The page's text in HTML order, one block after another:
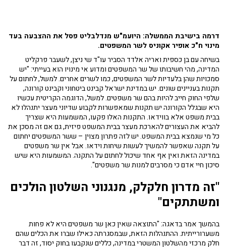
דרמה בישיבת הממשלה: היועמ"ש מנדלבליט פסל את ההצבעה בעד
מינוי ח"כ אופיר אקוניס לשר המשפטים.
בשיחה עם בן כספית ואריה אלדד הסביר עו"ד שי ניצן, לשעבר פרקליט
המדינה, מהי חשיבותו של שר המשפטים ומדוע אי מינויו הוא בעייתי: "יש
סמכויות שהן בלעדיות לשר המשפטים, כמו לשרים אחרים. למשל, לחתום על
תקנות בעניינים שונים. יש במדינת ישראל קבינט ביטחוני וקבינט קורונה,
שלפי החוק חייב להיות בהם שר משפטים. למשל, הדוגמה הקריטית עכשיו
היא שבגלל הקורונה יש תקנות שמאפשרות לקבוע שדיוני מעצר יתנהלו לא
בבית משפט אלא בווידאו. התקנות האלו פקעו, המשמעות היא שצריך
להביא את העצורים להארכת מעצר בבית המשפט פיזית, גם אם זה מסכן את
כל מי שנמצא בבית המשפט. יש לזה פתרון מצוין – ששר המשפטים יחתום
על תקנה שאפשר להמשיך לעשות שיחות וידאו. אבל אין שר משפטים
במדינה הזאת ואין אף אחד שיכול לחתום על התקנה. המשמעות היא שיש
סיכון חיי אדם כי מסרבים למנות שר משפטים".
"זה מדרון חלקלק, מנגנוני השלטון הולכים
ומשתתקים"
בהמשך אמר בדאגה: "התוצאה שאין כאן שר משפטים היא לא פחות
משערורייתית. ההתנהלות הזאת, שבמסגרתה כאילו שברו את הכלים שהם
חלק מרכזי מהשלטון המשטרי במדינה, כללים שנקבעו בחוק יסוד, זה דבר